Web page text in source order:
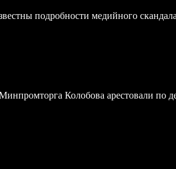
подробности медийного
Колобова арестовали по